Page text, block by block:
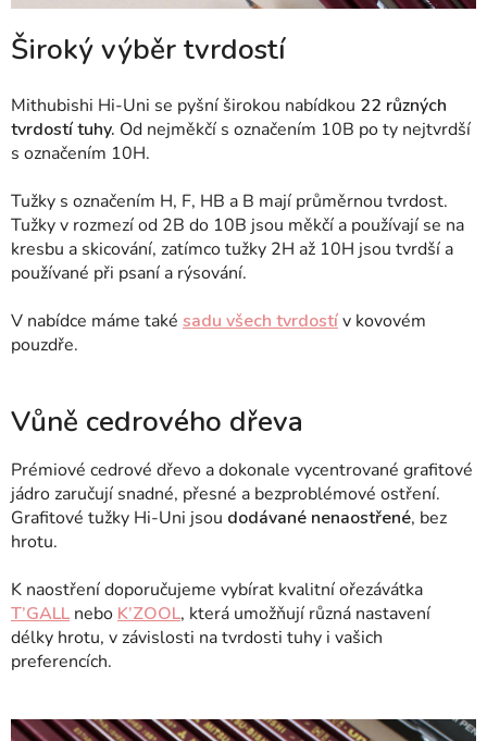
Široký výběr tvrdostí
Mithubishi Hi-Uni se pyšní širokou nabídkou 22 různých
tvrdostí tuhy. Od nejměkčí s označením 10B po ty nejtvrdší
s označením 10H.
Tužky s označením H, F, HB a B mají průměrnou tvrdost.
Tužky v rozmezí od 2B do 10B jsou měkčí a používají se na
kresbu a skicování, zatímco tužky 2H až 10H jsou tvrdší a
používané při psaní a rýsování.
V nabídce máme také sadu všech tvrdostív kovovém
pouzdře.
Vůně cedrového dřeva
Prémiové cedrové dřevo a dokonale vycentrované grafitové
jádro zaručují snadné, přesné a bezproblémové ostření.
Grafitové tužky Hi-Uni jsou dodávané nenaostřené, bez
hrotu.
K naostření doporučujeme vybírat kvalitní ořezávátka
T’GALLnebo K’ZOOL, která umožňují různá nastavení
délky hrotu, v závislosti na tvrdosti tuhy i vašich
preferencích.